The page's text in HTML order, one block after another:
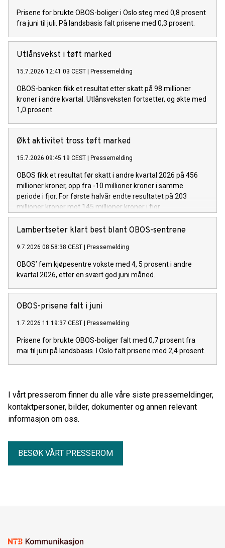
Prisene for brukte OBOS-boliger i Oslo steg med 0,8 prosent
fra juni til juli. På landsbasis falt prisene med 0,3 prosent.
Utlånsvekst i tøft marked
15.7.2026 12:41:03 CEST Pressemelding
OBOS-banken fikk et resultat etter skatt på 98 millioner
kroner i andre kvartal. Utlånsveksten fortsetter, og økte med
1,0 prosent.
Økt aktivitet tross tøft marked
15.7.2026 09:45:19 CEST Pressemelding
OBOS fikk et resultat før skatt i andre kvartal 2026 på 456
millioner kroner, opp fra -10 millioner kroner i samme
periode i fjor. For første halvår endte resultatet på 203
millioner kroner mot 145 millioner kroner i fjor.
Lambertseter klart best blant OBOS-sentrene
9.7.2026 08:58:38 CEST Pressemelding
OBOS’ fem kjøpesentre vokste med 4, 5 prosent i andre
kvartal 2026, etter en svært god juni måned.
OBOS-prisene falt i juni
1.7.2026 11:19:37 CEST Pressemelding
Prisene for brukte OBOS-boliger falt med 0,7 prosent fra
mai til juni på landsbasis. I Oslo falt prisene med 2,4 prosent.
I vårt presserom finner du alle våre siste pressemeldinger,
kontaktpersoner, bilder, dokumenter og annen relevant
informasjon om oss.
BESØK VÅRT PRESSEROM